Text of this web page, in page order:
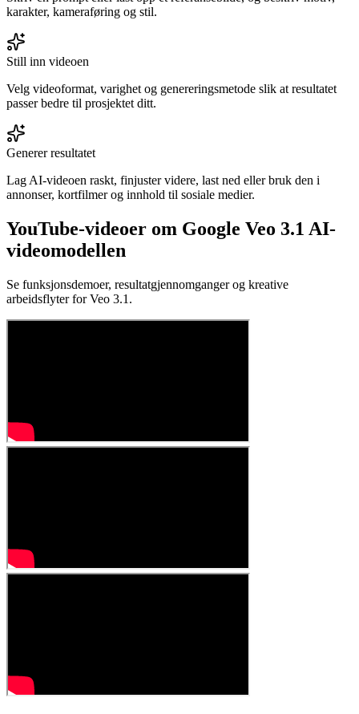
karakter, kameraføring og stil.
Still inn videoen
Velg videoformat, varighet og genereringsmetode slik at resultatet
passer bedre til prosjektet ditt.
Generer resultatet
Lag AI-videoen raskt, finjuster videre, last ned eller bruk den i
annonser, kortfilmer og innhold til sosiale medier.
YouTube-videoer om Google Veo 3.1 AI-
videomodellen
Se funksjonsdemoer, resultatgjennomganger og kreative
arbeidsflyter for Veo 3.1.